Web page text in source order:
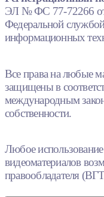
ЭЛ № ФС 77-72266 от
Федеральной
информационных
Все права на любые
защищены в
международным
собственности.
Любое
видеоматериалов
правообладателя